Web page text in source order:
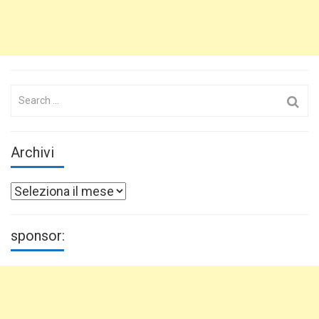
Search
Archivi
Archivi
sponsor: